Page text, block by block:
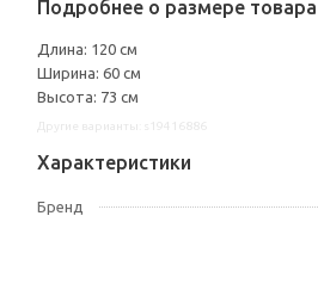
Подробнее о размере товара
Длина: 120 см
Ширина: 60 см
Высота: 73 см
Характеристики
Бренд